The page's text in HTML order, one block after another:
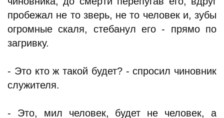
пробежал не то зверь, не то человек и, зубы
огромные скаля, стебанул его - прямо по
загривку.
- Это кто ж такой будет? - спросил чиновник
служителя.
- Это, мил человек, будет не человек, а